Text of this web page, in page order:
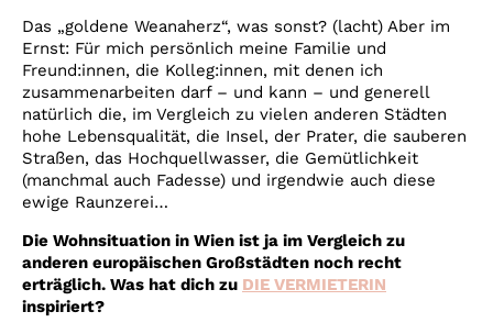
Das „goldene Weanaherz“, was sonst? (lacht) Aber im
Ernst: Für mich persönlich meine Familie und
Freund:innen, die Kolleg:innen, mit denen ich
zusammenarbeiten darf – und kann – und generell
natürlich die, im Vergleich zu vielen anderen Städten
hohe Lebensqualität, die Insel, der Prater, die sauberen
Straßen, das Hochquellwasser, die Gemütlichkeit
(manchmal auch Fadesse) und irgendwie auch diese
ewige Raunzerei…
Die Wohnsituation in Wien ist ja im Vergleich zu
anderen europäischen Großstädten noch recht
erträglich. Was hat dich zu DIE VERMIETERIN
inspiriert?